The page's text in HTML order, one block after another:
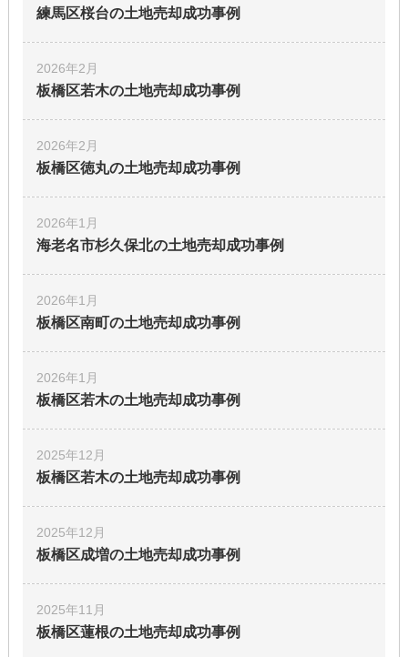
練馬区桜台の土地売却成功事例
2026年2月
板橋区若木の土地売却成功事例
2026年2月
板橋区徳丸の土地売却成功事例
2026年1月
海老名市杉久保北の土地売却成功事例
2026年1月
板橋区南町の土地売却成功事例
2026年1月
板橋区若木の土地売却成功事例
2025年12月
板橋区若木の土地売却成功事例
2025年12月
板橋区成増の土地売却成功事例
2025年11月
板橋区蓮根の土地売却成功事例